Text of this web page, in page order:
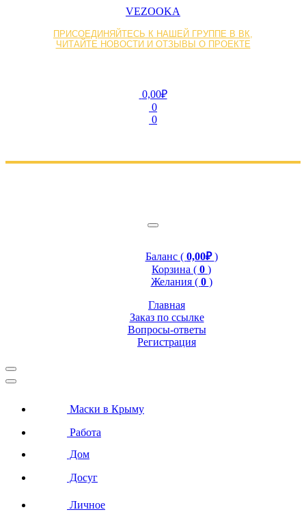
VEZOOKA
ПРИСОЕДИНЯЙТЕСЬ К НАШЕЙ ГРУППЕ В ВК,
ЧИТАЙТЕ НОВОСТИ И ОТЗЫВЫ О ПРОЕКТЕ
0,00₽
0
0
Баланс ( 0,00₽)
Корзина ( 0 )
Желания ( 0 )
Главная
Заказ по ссылке
Вопросы-ответы
Регистрация
Маски в Крыму
Работа
Дом
Досуг
Личное